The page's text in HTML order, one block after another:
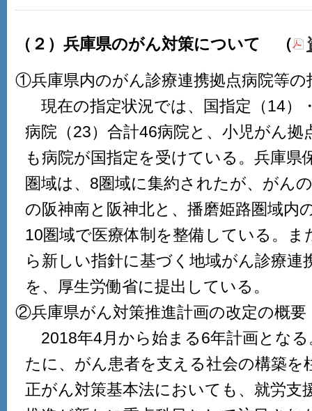
（２）兵庫県のがん対策について （
①兵庫県内のがん診療連携拠点病院等の
現在の指定状況では、国指定（14）
病院（23）合計46病院と、小児がん拠
も病院が国指定を受けている。兵庫県
圏域は、8圏域に集約されたが、がん
の阪神南と阪神北と、播磨姫路圏域内
10圏域で医療体制を整備している。ま
ら新しい指針に基づく地域がん診療連
を、厚生労働省に提出している。
②兵庫県がん対策推進計画の改定の概要
2018年4月から始まる6年計画とな
たに、がん患者を支える社会の構築を
正がん対策基本法においても、就労支